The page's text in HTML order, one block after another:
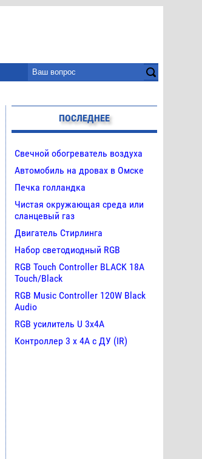
ПОСЛЕДНЕЕ
Свечной обогреватель воздуха
Автомобиль на дровах в Омске
Печка голландка
Чистая окружающая среда или
сланцевый газ
Двигатель Стирлинга
Набор светодиодный RGB
RGB Touch Controller BLACK 18A
Touch/Black
RGB Music Controller 120W Black
Audio
RGB усилитель U 3х4A
Контроллер 3 х 4А с ДУ (IR)